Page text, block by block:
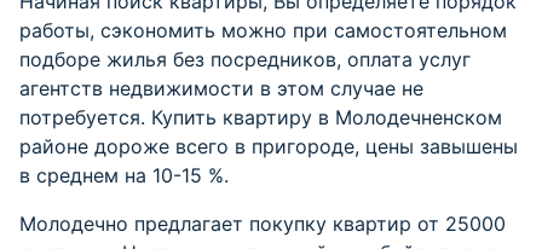
работы, сэкономить можно при самостоятельном
подборе жилья без посредников, оплата услуг
агентств недвижимости в этом случае не
потребуется. Купить квартиру в Молодечненском
районе дороже всего в пригороде, цены завышены
в среднем на 10-15 %.
Молодечно предлагает покупку квартир от 25000